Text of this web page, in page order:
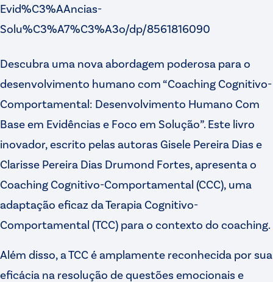
Evid%C3%AAncias-
Solu%C3%A7%C3%A3o/dp/8561816090
Descubra uma nova abordagem poderosa para o
desenvolvimento humano com “Coaching Cognitivo-
Comportamental: Desenvolvimento Humano Com
Base em Evidências e Foco em Solução”. Este livro
inovador, escrito pelas autoras Gisele Pereira Dias e
Clarisse Pereira Dias Drumond Fortes, apresenta o
Coaching Cognitivo-Comportamental (CCC), uma
adaptação eficaz da Terapia Cognitivo-
Comportamental (TCC) para o contexto do coaching.
Além disso, a TCC é amplamente reconhecida por sua
eficácia na resolução de questões emocionais e